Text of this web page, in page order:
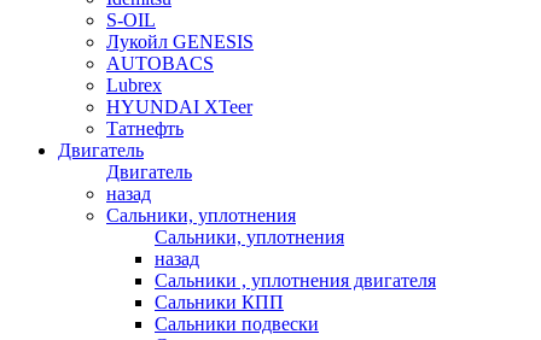
S-OIL
Лукойл GENESIS
AUTOBACS
Lubrex
HYUNDAI XTeer
Татнефть
Двигатель
Двигатель
назад
Сальники, уплотнения
Сальники, уплотнения
назад
Сальники , уплотнения двигателя
Сальники КПП
Сальники подвески